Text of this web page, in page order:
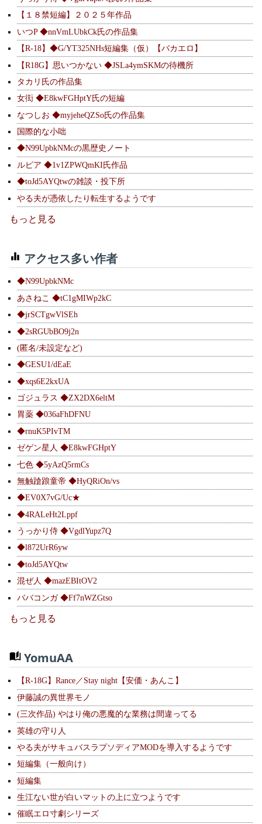
【１８禁短編】２０２５年作品
いつP ◆nnVmLUbkCk氏の作品集
【R-18】◆G/YT325NHs短編集（仮）【バカエロ】
【R18G】思いつかない ◆JSLa4ymSKMの待機所
タカリ氏の作品集
女衒 ◆E8kwFGHptY氏の短編
なつしお ◆myjeheQZSo氏の作品集
国際的な小咄
◆N99UpbkNMcの黒歴史ノート
ルピア ◆1v1ZPWQmKI氏作品
◆toJd5AYQtwの雑談・投下所
やる夫が憑依したり転生するようです
もっと見る
アクセス多い作者
◆N99UpbkNMc
あさねこ ◆tC1gMIWp2kC
◆jrSCTgwVlSEh
◆2sRGUbBO9j2n
(匿名/未設定など)
◆GESU1/dEaE
◆xqs6E2kxUA
ゴジュラス ◆ZX2DX6eltM
胃薬 ◆036aFhDFNU
◆rnuK5PIvTM
ゼゲン星人 ◆E8kwFGHptY
七色 ◆5yAzQ5rmCs
無触蹌踉童帝 ◆HyQRiOn/vs
◆EV0X7vG/Uc★
◆4RALeHt2Lppf
うっかり侍 ◆VgdlYupz7Q
◆l872UrR6yw
◆toJd5AYQtw
混ぜ人 ◆mazEBItOV2
ババコンガ ◆Ff7nWZGtso
もっと見る
YomuAA
【R-18G】Rance／Stay night【安価・あんこ】
伊藤誠の異世界モノ
(三次作品) やはり俺の悪魔的な業務は間違ってる
英雄の守り人
やる夫がサキュバスラプソディアMODを導入するようです
短編集（一般向け）
短編集
生江ない世が白いマットの上に立つようです
催眠エロ寸劇シリーズ